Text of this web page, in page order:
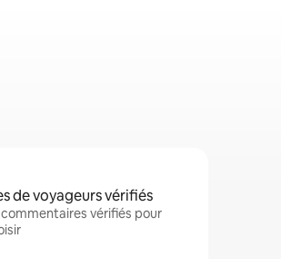
de voyageurs vérifiés
commentaires vérifiés pour